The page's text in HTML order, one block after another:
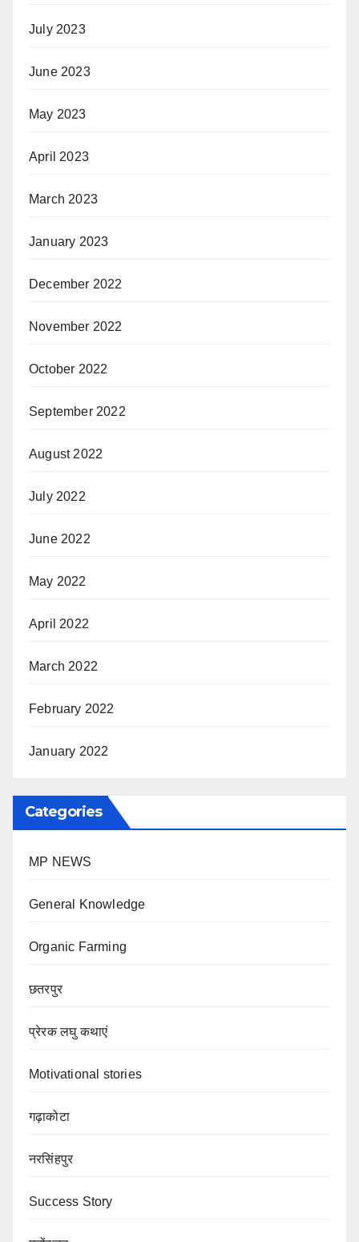
July 2023
June 2023
May 2023
April 2023
March 2023
January 2023
December 2022
November 2022
October 2022
September 2022
August 2022
July 2022
June 2022
May 2022
April 2022
March 2022
February 2022
January 2022
Categories
MP NEWS
General Knowledge
Organic Farming
छतरपुर
प्रेरक लघु कथाएं
Motivational stories
गढ़ाकोटा
नरसिंहपुर
Success Story